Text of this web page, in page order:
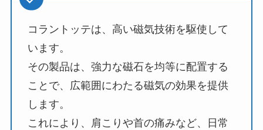
コラントッテは、高い磁気技術を駆使して
います。
その製品は、強力な磁石を均等に配置する
ことで、広範囲にわたる磁気の効果を提供
します。
これにより、肩こりや首の痛みなど、日常